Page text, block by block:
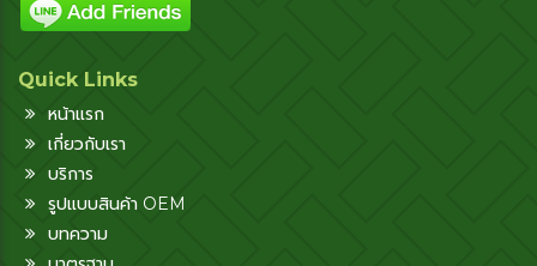
Quick Links
หน้าแรก
เกี่ยวกับเรา
บริการ
รูปแบบสินค้า OEM
บทความ